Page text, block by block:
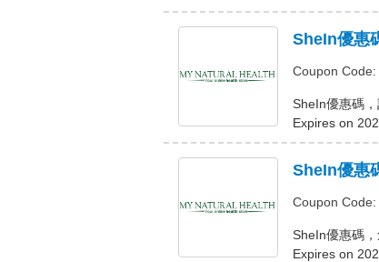
SheIn優惠
Coupon Code:
SheIn優惠碼
Expires on
SheIn優惠
Coupon Code:
SheIn優惠碼
Expires on